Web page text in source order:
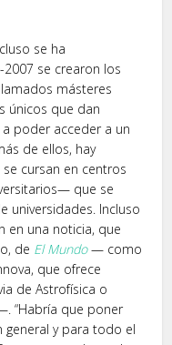
se ha
se crearon los
másteres
únicos que dan
poder acceder a un
de ellos, hay
cursan en centros
que se
universidades. Incluso
en una noticia, que
de El Mundo — como
que ofrece
de Astrofísica o
“Habría que poner
y para todo el